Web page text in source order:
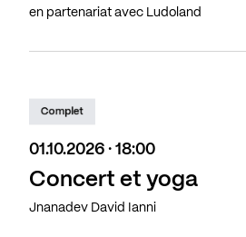
en partenariat avec Ludoland
Complet
01.10.2026 · 18:00
Concert et yoga
Jnanadev David Ianni